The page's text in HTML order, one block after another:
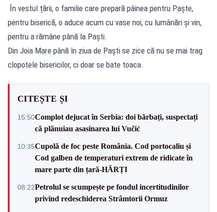
În vestul țării, o familie care prepară pâinea pentru Paște,
pentru biserică, o aduce acum cu vase noi, cu lumânări și vin,
pentru a rămâne până la Paști.
Din Joia Mare până în ziua de Paști se zice că nu se mai trag
clopotele bisericilor, ci doar se bate toaca.
CITEȘTE ȘI
15:50Complot dejucat în Serbia: doi bărbați, suspectați
că plănuiau asasinarea lui Vučić
10:35Cupolă de foc peste România. Cod portocaliu și
Cod galben de temperaturi extrem de ridicate în
mare parte din țară-HĂRȚI
08:22Petrolul se scumpește pe fondul incertitudinilor
privind redeschiderea Strâmtorii Ormuz